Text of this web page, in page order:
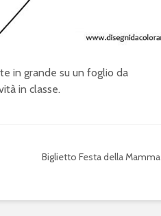
in grande su un foglio da
in classe.
Biglietto Festa della Mamma